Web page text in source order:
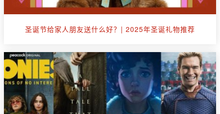
圣诞节给家人朋友送什么好？| 2025年圣诞礼物推荐